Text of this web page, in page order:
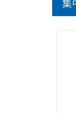
集